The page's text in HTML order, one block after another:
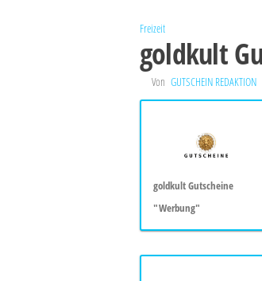
Freizeit
goldkult
Von GUTSCHEIN REDAKTION
goldkult Gutscheine
"Werbung"